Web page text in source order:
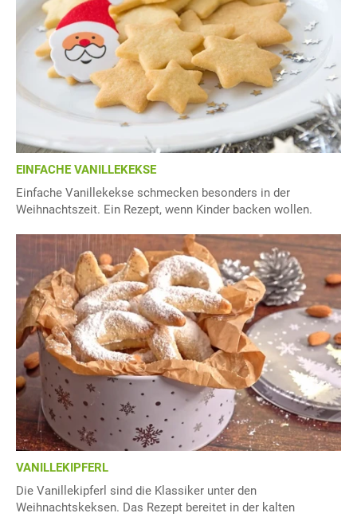
EINFACHE VANILLEKEKSE
Einfache Vanillekekse schmecken besonders in der
Weihnachtszeit. Ein Rezept, wenn Kinder backen wollen.
VANILLEKIPFERL
Die Vanillekipferl sind die Klassiker unter den
Weihnachtskeksen. Das Rezept bereitet in der kalten